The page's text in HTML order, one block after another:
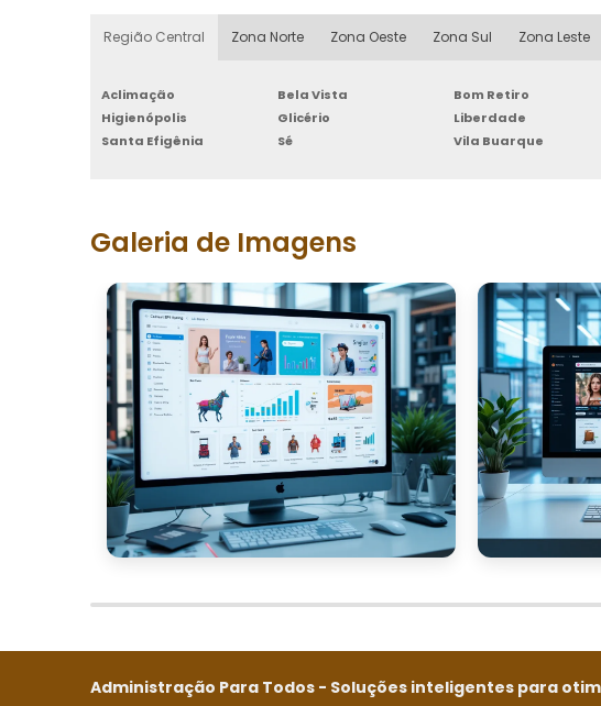
Região Central Zona Norte Zona Oeste Zona Sul Zona Leste
Aclimação Bela Vista Bom Retiro
Higienópolis
Glicério Liberdade
Santa Efigênia
Sé Vila Buarque
Galeria de Imagens
Administração Para Todos - Soluções inteligentes para